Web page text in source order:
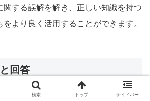
関する誤解を解き、正しい知識を持つ
より良く活用することができます。
回答
検索 トップ サイドバー